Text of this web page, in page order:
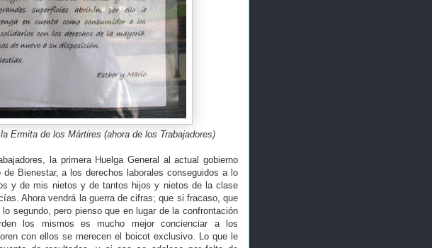
Ermita de los Mártires (ahora de los Trabajadores)
la primera Huelga General al actual gobierno
Bienestar, a los derechos laborales conseguidos a lo
y de mis nietos y de tantos hijos y nietos de la clase
Ahora vendrá la guerra de cifras; que si fracaso, que
segundo, pero pienso que en lugar de la confrontación
los mismos es mucho mejor concienciar a los
con ellos se merecen el boicot exclusivo. Lo que le